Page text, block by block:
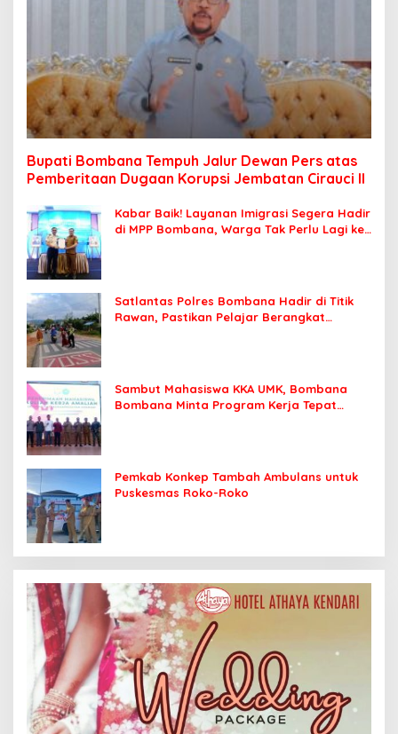
Bupati Bombana Tempuh Jalur Dewan Pers atas
Pemberitaan Dugaan Korupsi Jembatan Cirauci II
Kabar Baik! Layanan Imigrasi Segera Hadir
di MPP Bombana, Warga Tak Perlu Lagi ke
Satlantas Polres Bombana Hadir di Titik
Rawan, Pastikan Pelajar Berangkat
Sambut Mahasiswa KKA UMK, Bombana
Bombana Minta Program Kerja Tepat
Pemkab Konkep Tambah Ambulans untuk
Puskesmas Roko-Roko